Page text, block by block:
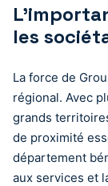
les
La force de
régional. Avec
grands
de proximité
département
aux services et